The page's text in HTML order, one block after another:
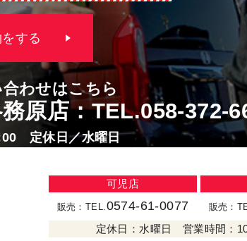
する
わせはこちら
原店：TEL.058-372-
定休日／水曜日
可児店
販売：TEL. 0574-61-0077 販売：
定休日：水曜日 営業時間：